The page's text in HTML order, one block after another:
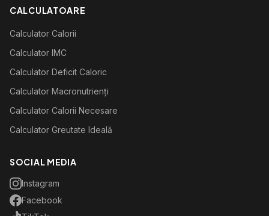
CALCULATOARE
Calculator Calorii
Calculator IMC
Calculator Deficit Caloric
Calculator Macronutrienți
Calculator Calorii Necesare
Calculator Greutate Ideală
SOCIAL MEDIA
Instagram
Facebook